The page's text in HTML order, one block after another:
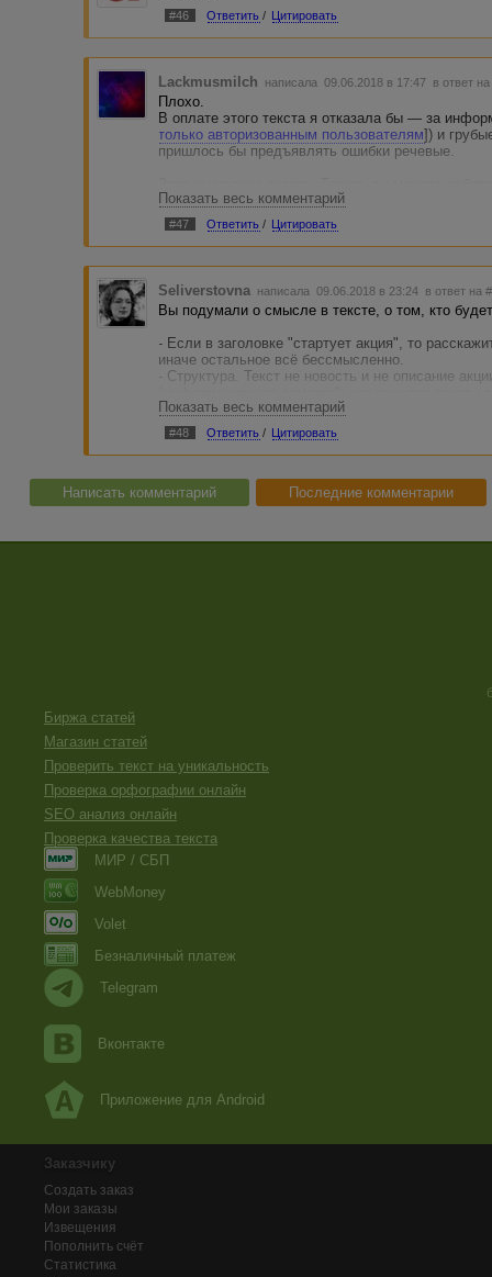
#46 Ответить / Цитировать
Lackmusmilch написала 09.06.2018 в 17:47 в ответ
Плохо.
В оплате этого текста я отказала бы — за
только авторизованным пользователям]) и
пришлось бы предъявлять ошибки речевые.
уникальность вопреки здравому смыслу.
В теме два полезных комментария (Евгений
внимание.
Показать весь комментарий
#47 Ответить / Цитировать
Seliverstovna написала 09.06.2018 в 23:24 в ответ на
Вы подумали о смысле в тексте, о том, кто
- Если в заголовке "стартует акция", то
иначе остальное всё бессмысленно.
- Структура. Текст не новость и не описание
отвечать - гугл в помощь.
- Френь в начале. Типичная болезнь новичков.
пафосом про "важную акцию" с "оптимальным
удалить без потери смысла. Тем более, в
- Содержание. Опять не поняла, в чем суть
участие? Или надо фоточку запостить? Или
- Факты! В медицине не шарю, но вы точно
Показать весь комментарий
#48 Ответить / Цитировать
Написать комментарий Последние комментарии
Биржа статей
Магазин статей
Проверить текст на уникальность
Проверка орфографии онлайн
SEO анализ онлайн
Проверка качества текста
МИР / СБП
WebMoney
Volet
Безналичный платеж
Telegram
Вконтакте
Приложение для Android
Заказчику
Создать заказ
Мои заказы
Извещения
Пополнить счёт
Статистика